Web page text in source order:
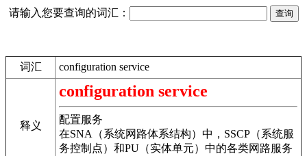
请输入您要查询的词汇：
词汇 configuration service
释义
configuration service
配置服务
在SNA（系统网路体系结构）中，SSCP（系统服
务控制点）和PU（实体单元）中的各类网路服务